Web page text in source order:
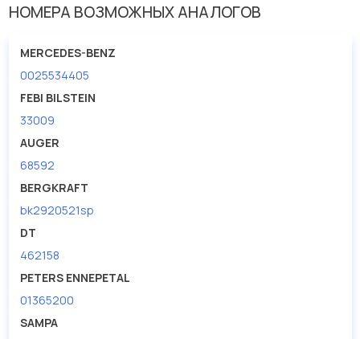
Давление (бар)
250
Диаметр [мм]
Диаметр [мм] 1
Диаметр отверстия [мм]
Ширина (мм)
НОМЕРА ВОЗМОЖНЫХ АНАЛОГОВ
MERCEDES-BENZ
0025534405
FEBI BILSTEIN
33009
AUGER
68592
BERGKRAFT
bk2920521sp
DT
462158
PETERS ENNEPETAL
01365200
SAMPA